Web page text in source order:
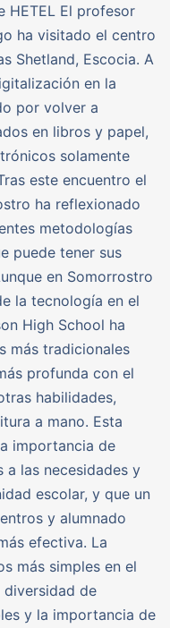
HETEL El profesor
ha visitado el centro
Shetland, Escocia. A
en la
por volver a
en libros y papel,
solamente
este encuentro el
ha reflexionado
metodologías
puede tener sus
en Somorrostro
la tecnología en el
High School ha
más tradicionales
profunda con el
habilidades,
a mano. Esta
importancia de
las necesidades y
escolar, y que un
y alumnado
efectiva. La
más simples en el
diversidad de
y la importancia de